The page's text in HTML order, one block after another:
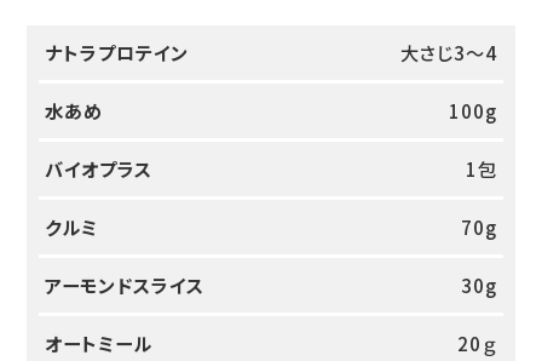
ナトラプロテイン 大さじ3～4
水あめ 100g
バイオプラス 1包
クルミ 70g
アーモンドスライス 30g
オートミール 20ｇ